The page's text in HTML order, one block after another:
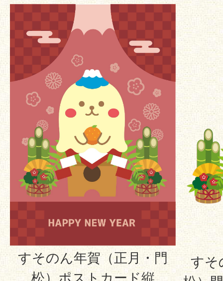
すそのん年賀（正月・門
松）ポストカード縦
すそ